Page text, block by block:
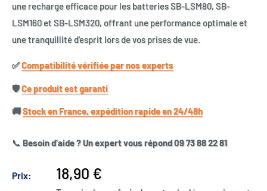
une recharge efficace pour les batteries SB-LSM80, SB-
LSM160 et SB-LSM320, offrant une performance optimale et
une tranquillité d'esprit lors de vos prises de vue.
✅​Compatibilité vérifiée par nos experts
🛡️​Ce produit est garanti
🚚​Stock en France, expédition rapide en 24/48h
📞 Besoin d’aide ? Un expert vous répond 09 73 88 22 81
Prix:
Prix
réduit
18,90 €